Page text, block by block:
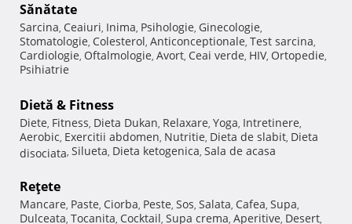
Sănătate
Sarcina, Ceaiuri, Inima, Psihologie, Ginecologie,
Stomatologie, Colesterol, Anticonceptionale, Test sarcina,
Cardiologie, Oftalmologie, Avort, Ceai verde, HIV, Ortopedie,
Psihiatrie
Dietă & Fitness
Diete, Fitness, Dieta Dukan, Relaxare, Yoga, Intretinere,
Aerobic, Exercitii abdomen, Nutritie, Dieta de slabit, Dieta
disociata, Silueta, Dieta ketogenica, Sala de acasa
Reţete
Mancare, Paste, Ciorba, Peste, Sos, Salata, Cafea, Supa,
Dulceata, Tocanita, Cocktail, Supa crema, Aperitive, Desert,